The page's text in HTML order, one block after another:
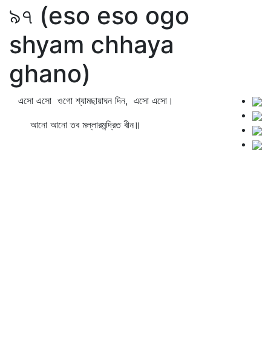
৯৭ (eso eso ogo
shyam chhaya
ghano)
এসো এসো ওগো শ্যামছায়াঘন দিন, এসো এসো।
আনো আনো তব মল্লারমন্দ্রিত বীন॥